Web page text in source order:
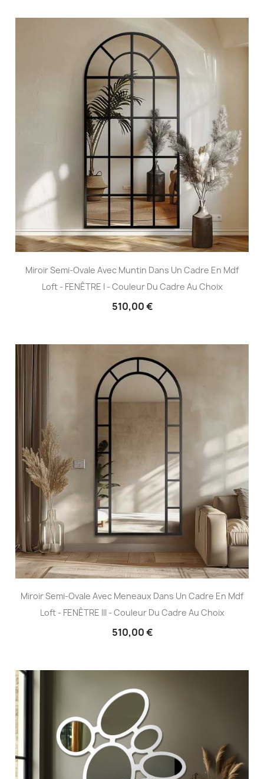
Miroir Semi-Ovale Avec Muntin Dans Un Cadre En Mdf
Loft - FENÊTRE I - Couleur Du Cadre Au Choix
510,00 €
Miroir Semi-Ovale Avec Meneaux Dans Un Cadre En Mdf
Loft - FENÊTRE III - Couleur Du Cadre Au Choix
510,00 €